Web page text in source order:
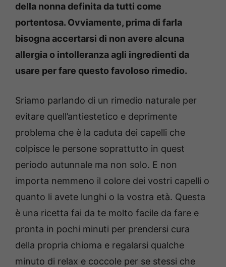
della nonna definita da tutti come
portentosa. Ovviamente, prima di farla
bisogna accertarsi di non avere alcuna
allergia o intolleranza agli ingredienti da
usare per fare questo favoloso rimedio.
Sriamo parlando di un rimedio naturale per
evitare quell’antiestetico e deprimente
problema che è la caduta dei capelli che
colpisce le persone soprattutto in quest
periodo autunnale ma non solo. E non
importa nemmeno il colore dei vostri capelli o
quanto li avete lunghi o la vostra età. Questa
è una ricetta fai da te molto facile da fare e
pronta in pochi minuti per prendersi cura
della propria chioma e regalarsi qualche
minuto di relax e coccole per se stessi che